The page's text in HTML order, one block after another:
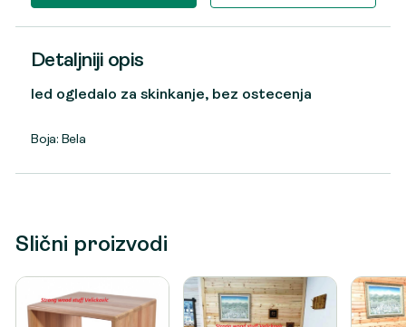
Detaljniji opis
led ogledalo za skinkanje, bez ostecenja
Boja: Bela
Slični proizvodi